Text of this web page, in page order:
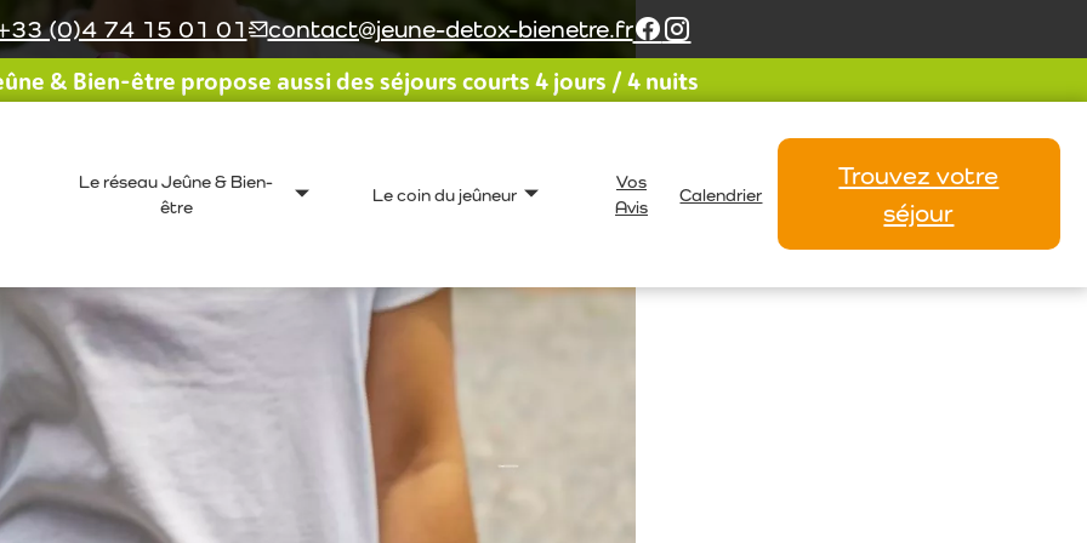
(0)4 74 15 01 01 contact@jeune-detox-bienetre.fr
& Bien-être propose aussi des séjours courts 4 jours / 4 nuits
Le réseau Jeûne & Bien-
être
Le coin du jeûneur
Vos
Avis
Calendrier
Trouvez votre
séjour